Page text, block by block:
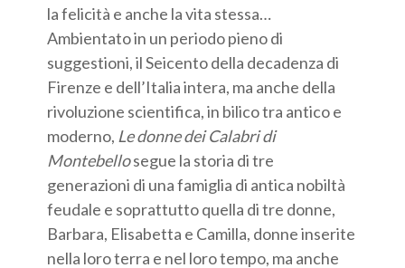
la felicità e anche la vita stessa…
Ambientato in un periodo pieno di
suggestioni, il Seicento della decadenza di
Firenze e dell’Italia intera, ma anche della
rivoluzione scientifica, in bilico tra antico e
moderno, Le donne dei Calabri di
Montebellosegue la storia di tre
generazioni di una famiglia di antica nobiltà
feudale e soprattutto quella di tre donne,
Barbara, Elisabetta e Camilla, donne inserite
nella loro terra e nel loro tempo, ma anche